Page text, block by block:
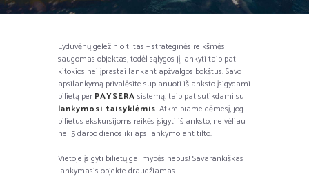
Lyduvėnų geležinio tiltas – strateginės reikšmės
saugomas objektas, todėl sąlygos jį lankyti taip pat
kitokios nei įprastai lankant apžvalgos bokštus. Savo
apsilankymą privalėsite suplanuoti iš anksto įsigydami
bilietą per PAYSERA sistemą, taip pat sutikdami su
lankymosi taisyklėmis. Atkreipiame dėmesį, jog
bilietus ekskursijoms reikės įsigyti iš anksto, ne vėliau
nei 5 darbo dienos iki apsilankymo ant tilto.
Vietoje įsigyti bilietų galimybės nebus! Savarankiškas
lankymasis objekte draudžiamas.